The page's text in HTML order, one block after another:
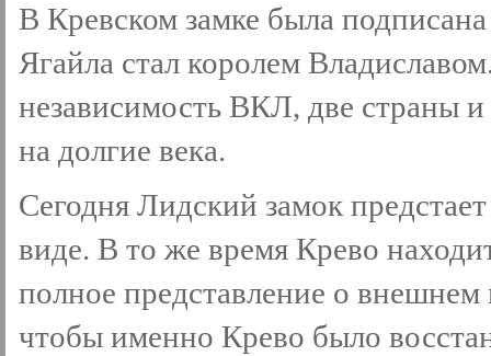
В Кревском замке была
Ягайла стал королем
независимость ВКЛ, две страны
на долгие века.
Сегодня Лидский замок
виде. В то же время Крево
полное представление о внешнем
чтобы именно Крево было